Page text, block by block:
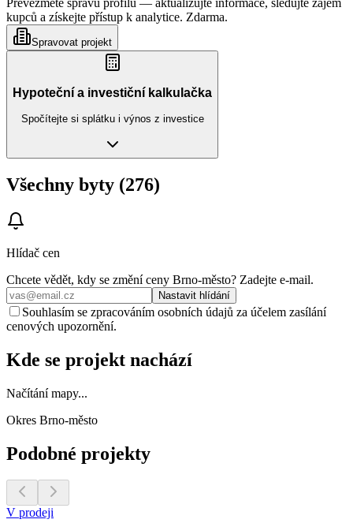
kupců a získejte přístup k analytice. Zdarma.
Spravovat projekt
Hypoteční a investiční kalkulačka
Spočítejte si splátku i výnos z investice
Všechny byty (276)
Hlídač cen
Chcete vědět, kdy se změní ceny Brno-město? Zadejte e‑mail.
Nastavit hlídání
Souhlasím se zpracováním osobních údajů za účelem zasílání
cenových upozornění.
Kde se projekt nachází
Načítání mapy...
Okres Brno-město
Podobné projekty
V prodeji